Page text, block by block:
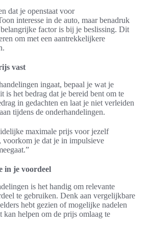
dat je openstaat voor
interesse in de auto, maar benadruk
factor is bij je beslissing. Dit
om met een aantrekkelijkere
vast
ingaat, bepaal je wat je
is het bedrag dat je bereid bent om te
in gedachten en laat je niet verleiden
tijdens de onderhandelingen.
maximale prijs voor jezelf
voorkom je dat je in impulsieve
in je voordeel
is het handig om relevante
te gebruiken. Denk aan vergelijkbare
hebt gezien of mogelijke nadelen
helpen om de prijs omlaag te